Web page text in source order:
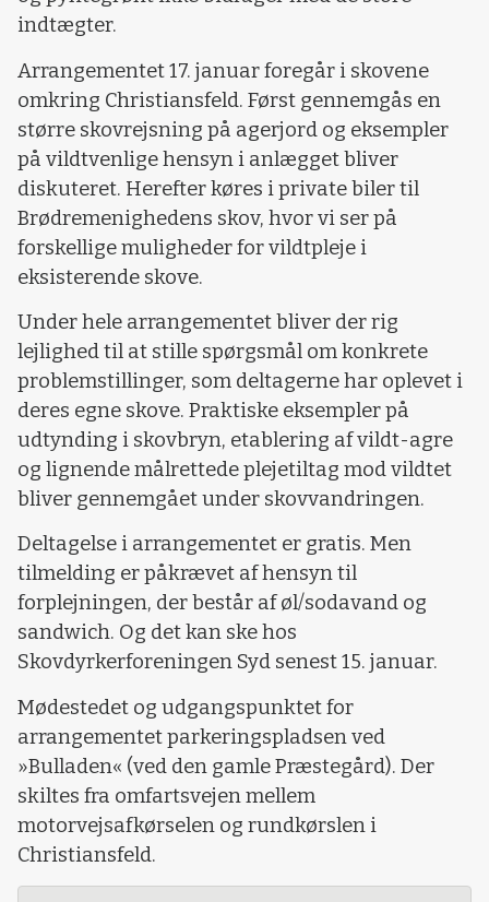
indtægter.
Arrangementet 17. januar foregår i skovene
omkring Christiansfeld. Først gennemgås en
større skovrejsning på agerjord og eksempler
på vildtvenlige hensyn i anlægget bliver
diskuteret. Herefter køres i private biler til
Brødremenighedens skov, hvor vi ser på
forskellige muligheder for vildtpleje i
eksisterende skove.
Under hele arrangementet bliver der rig
lejlighed til at stille spørgsmål om konkrete
problemstillinger, som deltagerne har oplevet i
deres egne skove. Praktiske eksempler på
udtynding i skovbryn, etablering af vildt-agre
og lignende målrettede plejetiltag mod vildtet
bliver gennemgået under skovvandringen.
Deltagelse i arrangementet er gratis. Men
tilmelding er påkrævet af hensyn til
forplejningen, der består af øl/sodavand og
sandwich. Og det kan ske hos
Skovdyrkerforeningen Syd senest 15. januar.
Mødestedet og udgangspunktet for
arrangementet parkeringspladsen ved
»Bulladen« (ved den gamle Præstegård). Der
skiltes fra omfartsvejen mellem
motorvejsafkørselen og rundkørslen i
Christiansfeld.